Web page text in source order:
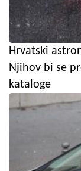
Hrvatski
Njihov bi se
kataloge